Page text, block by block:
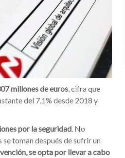
millones de euros , cifra que
del 7,1% desde 2018 y
por la seguridad . No
toman después de sufrir un
se opta por llevar a cabo